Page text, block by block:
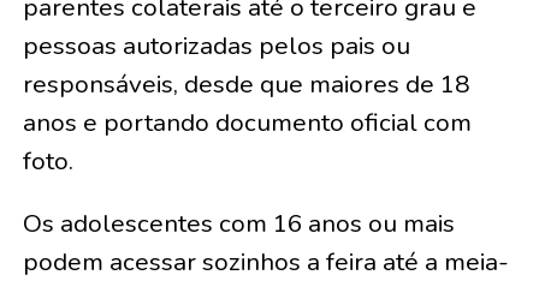
parentes colaterais até o terceiro grau e
pessoas autorizadas pelos pais ou
responsáveis, desde que maiores de 18
anos e portando documento oficial com
foto.
Os adolescentes com 16 anos ou mais
podem acessar sozinhos a feira até a meia-